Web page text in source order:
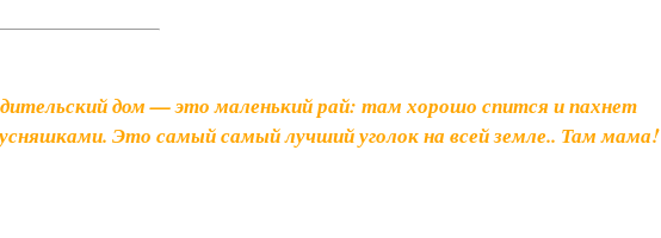
дом — это маленький рай: там хорошо спится и пахнет
Это самый самый лучший уголок на всей земле.. Там мама!